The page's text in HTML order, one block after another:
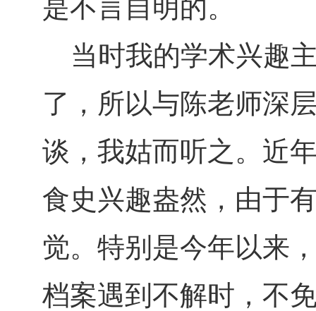
是不言自明的。
当时我的学术兴趣
了，所以与陈老师深
谈，我姑而听之。近
食史兴趣盎然，由于
觉。特别是今年以来
档案遇到不解时，不